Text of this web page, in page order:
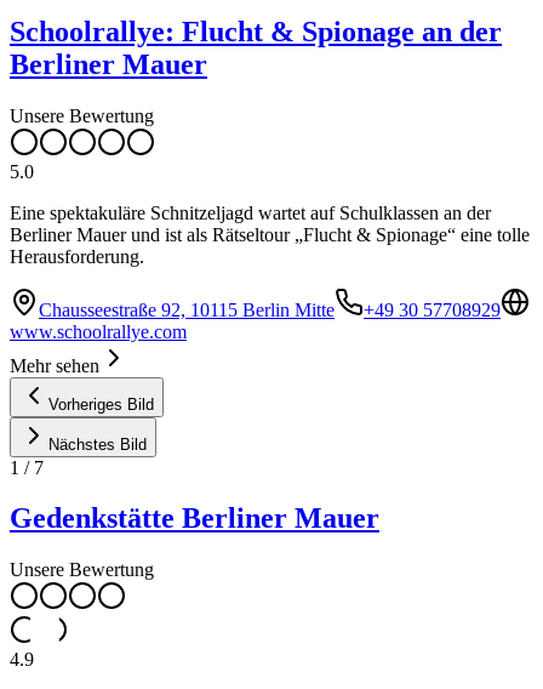
Schoolrallye: Flucht & Spionage an der
Berliner Mauer
Unsere Bewertung
5.0
Eine spektakuläre Schnitzeljagd wartet auf Schulklassen an der
Berliner Mauer und ist als Rätseltour „Flucht & Spionage“ eine tolle
Herausforderung.
Chausseestraße 92, 10115 Berlin Mitte
+49 30 57708929
www.schoolrallye.com
Mehr sehen
Vorheriges Bild
Nächstes Bild
1 / 7
Gedenkstätte Berliner Mauer
Unsere Bewertung
4.9